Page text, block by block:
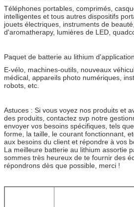
Téléphones portables, comprimés,
intelligentes et tous autres dispositifs
jouets électriques, instruments de
d'aromatherapy, lumières de LED,
Paquet de batterie au lithium
E-vélo, machines-outils, nouveaux
médical, appareils photo numériques,
robots, etc.
Astuces : Si vous voyez nos produits et
des produits, contactez svp notre
envoyer vos besoins spécifiques, tels
forme, la taille, le courant fonctionnant,
aux besoins du client et répondre à vos
La meilleure batterie au lithium assortie
sommes très heureux de te fournir des
répondrons dès que possible, merci !